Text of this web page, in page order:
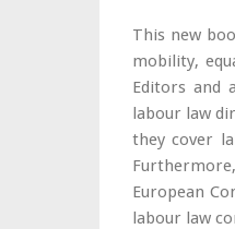
This new
mobility,
Editors and
labour law
they cover
European
labour law